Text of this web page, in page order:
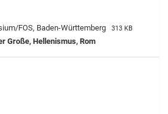
FOS, Baden-Württemberg 313 KB
Große, Hellenismus, Rom